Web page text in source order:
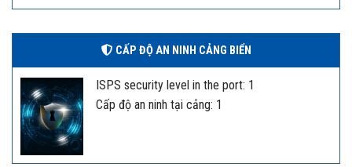
CẤP ĐỘ AN NINH CẢNG BIỂN
ISPS security level in the port: 1
Cấp độ an ninh tại cảng: 1